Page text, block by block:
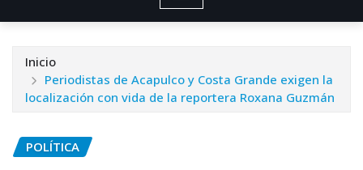
Inicio
Periodistas de Acapulco y Costa Grande exigen la
localización con vida de la reportera Roxana Guzmán
POLÍTICA